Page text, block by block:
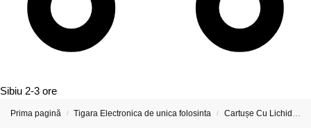
Sibiu 2-3 ore
Prima pagină / Tigara Electronica de unica folosinta / Cartușe Cu Lichide Pentru Țigări Electronice si Vape-uri